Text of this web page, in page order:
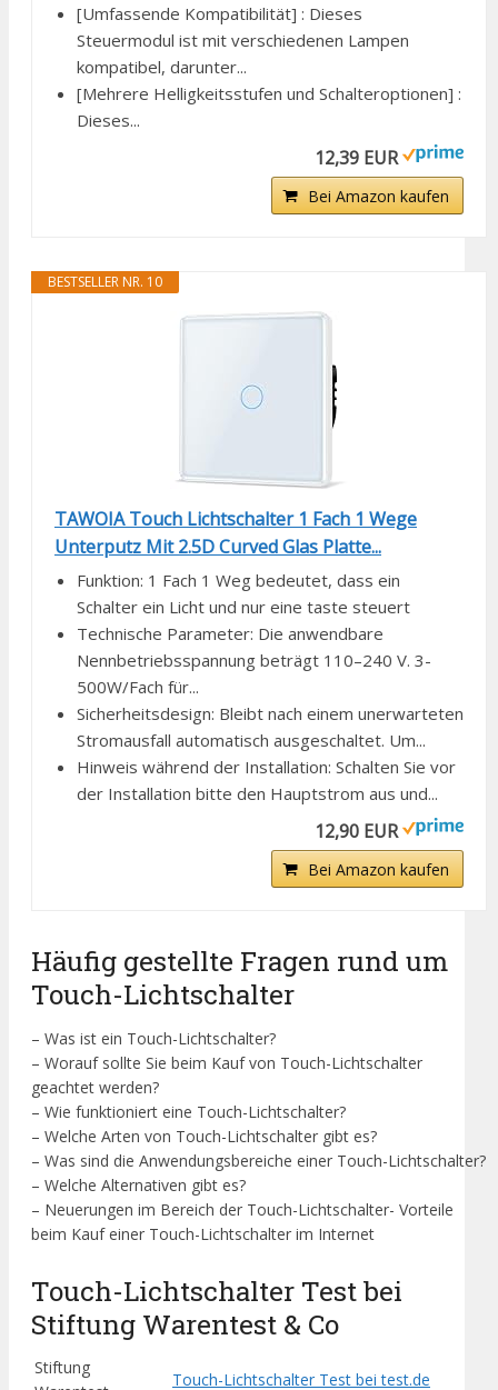
[Umfassende Kompatibilität] : Dieses
Steuermodul ist mit verschiedenen Lampen
kompatibel, darunter...
[Mehrere Helligkeitsstufen und Schalteroptionen] :
Dieses...
12,39 EUR
Bei Amazon kaufen
BESTSELLER NR. 10
TAWOIA Touch Lichtschalter 1 Fach 1 Wege
Unterputz Mit 2.5D Curved Glas Platte...
Funktion: 1 Fach 1 Weg bedeutet, dass ein
Schalter ein Licht und nur eine taste steuert
Technische Parameter: Die anwendbare
Nennbetriebsspannung beträgt 110–240 V. 3-
500W/Fach für...
Sicherheitsdesign: Bleibt nach einem unerwarteten
Stromausfall automatisch ausgeschaltet. Um...
Hinweis während der Installation: Schalten Sie vor
der Installation bitte den Hauptstrom aus und...
12,90 EUR
Bei Amazon kaufen
Häufig gestellte Fragen rund um
Touch-Lichtschalter
– Was ist ein Touch-Lichtschalter?
– Worauf sollte Sie beim Kauf von Touch-Lichtschalter
geachtet werden?
– Wie funktioniert eine Touch-Lichtschalter?
– Welche Arten von Touch-Lichtschalter gibt es?
– Was sind die Anwendungsbereiche einer Touch-Lichtschalter?
– Welche Alternativen gibt es?
– Neuerungen im Bereich der Touch-Lichtschalter- Vorteile
beim Kauf einer Touch-Lichtschalter im Internet
Touch-Lichtschalter Test bei
Stiftung Warentest & Co
Stiftung
Touch-Lichtschalter Test bei test.de